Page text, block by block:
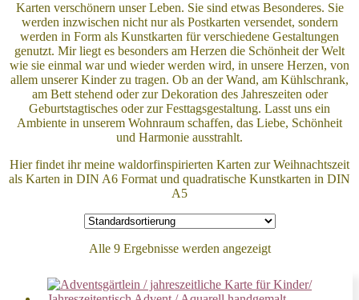
Karten verschönern unser Leben. Sie sind etwas Besonderes. Sie
werden inzwischen nicht nur als Postkarten versendet, sondern
werden in Form als Kunstkarten für verschiedene Gestaltungen
genutzt. Mir liegt es besonders am Herzen die Schönheit der Welt
wie sie einmal war und wieder werden wird, in unsere Herzen, von
allem unserer Kinder zu tragen. Ob an der Wand, am Kühlschrank,
am Bett stehend oder zur Dekoration des Jahreszeiten oder
Geburtstagtisches oder zur Festtagsgestaltung. Lasst uns ein
Ambiente in unserem Wohnraum schaffen, das Liebe, Schönheit
und Harmonie ausstrahlt.
Hier findet ihr meine waldorfinspirierten Karten zur Weihnachtszeit
als Karten in DIN A6 Format und quadratische Kunstkarten in DIN
A5
Alle 9 Ergebnisse werden angezeigt